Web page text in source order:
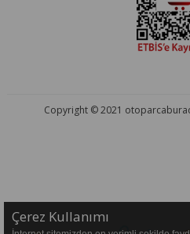
Copyright © 2021
Çerez Kullanımı